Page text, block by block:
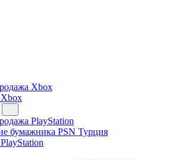
Xbox
PlayStation
бумажника PSN Турция